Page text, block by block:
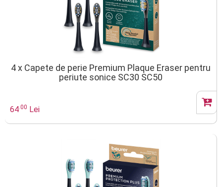
4 x Capete de perie Premium Plaque Eraser pentru
periute sonice SC30 SC50
64.00 Lei